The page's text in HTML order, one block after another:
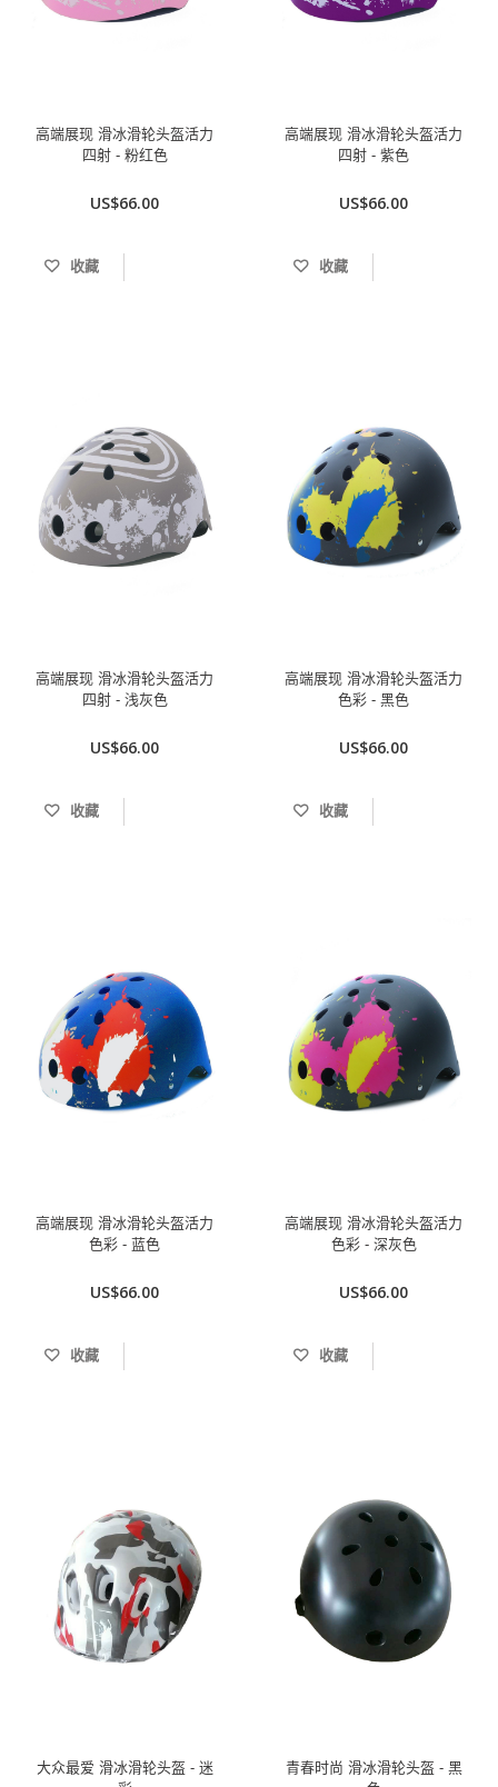
高端展现 滑冰滑轮头盔活力
四射 - 粉红色
US$66.00
收藏
高端展现 滑冰滑轮头盔活力
四射 - 紫色
US$66.00
收藏
高端展现 滑冰滑轮头盔活力
四射 - 浅灰色
US$66.00
收藏
高端展现 滑冰滑轮头盔活力
色彩 - 黑色
US$66.00
收藏
高端展现 滑冰滑轮头盔活力
色彩 - 蓝色
US$66.00
收藏
高端展现 滑冰滑轮头盔活力
色彩 - 深灰色
US$66.00
收藏
大众最爱 滑冰滑轮头盔 - 迷
青春时尚 滑冰滑轮头盔 - 黑